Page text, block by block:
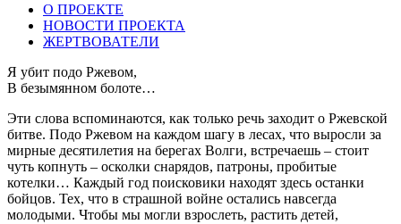
О ПРОЕКТЕ
НОВОСТИ ПРОЕКТА
ЖЕРТВОВАТЕЛИ
Я убит подо Ржевом,
В безымянном болоте…
Эти слова вспоминаются, как только речь заходит о Ржевской
битве. Подо Ржевом на каждом шагу в лесах, что выросли за
мирные десятилетия на берегах Волги, встречаешь – стоит
чуть копнуть – осколки снарядов, патроны, пробитые
котелки… Каждый год поисковики находят здесь останки
бойцов. Тех, что в страшной войне остались навсегда
молодыми. Чтобы мы могли взрослеть, растить детей,